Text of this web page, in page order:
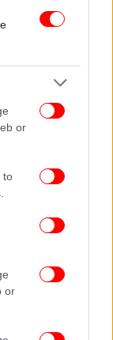
or
to
or
τη χώρα της